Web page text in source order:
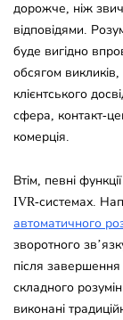
дорожче, ніж
відповідями.
буде вигідно
обсягом
клієнтського
сфера, контакт-
комерція.
Втім, певні
IVR-системах.
автоматичного
зворотного
після
складного
виконані